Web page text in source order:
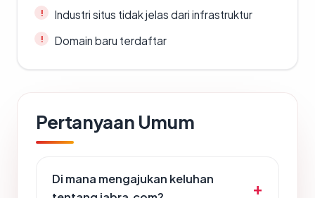
Industri situs tidak jelas dari infrastruktur
Domain baru terdaftar
Pertanyaan Umum
Di mana mengajukan keluhan